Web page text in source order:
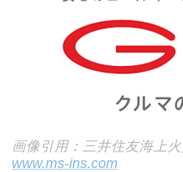
画像引用：三井住友海上
www.ms-ins.com